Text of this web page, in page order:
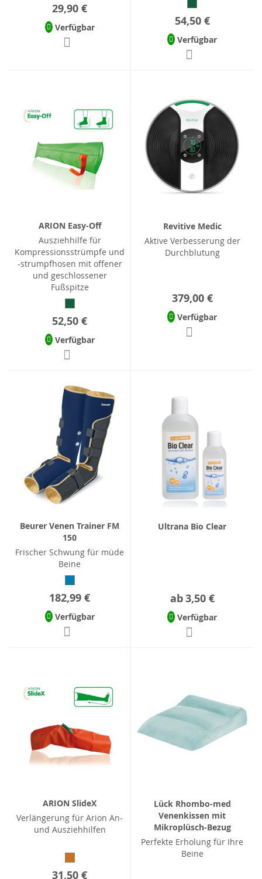
29,90 €
Verfügbar 54,50 €
Verfügbar
ARION Easy-Off
Ausziehhilfe für
Kompressionsstrümpfe und
-strumpfhosen mit offener
und geschlossener
Fußspitze
52,50 €
Verfügbar
Revitive Medic
Aktive Verbesserung der
Durchblutung
379,00 €
Verfügbar
Beurer Venen Trainer FM
150
Frischer Schwung für müde
Beine
182,99 €
Verfügbar
Ultrana Bio Clear
ab3,50 €
Verfügbar
ARION SlideX
Verlängerung für Arion An-
und Ausziehhilfen
31,50 €
Lück Rhombo-med
Venenkissen mit
Mikroplüsch-Bezug
Perfekte Erholung für Ihre
Beine